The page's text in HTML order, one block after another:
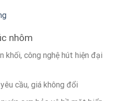
nhôm
khối, công nghệ hút hiện đại
cầu, giá không đổi